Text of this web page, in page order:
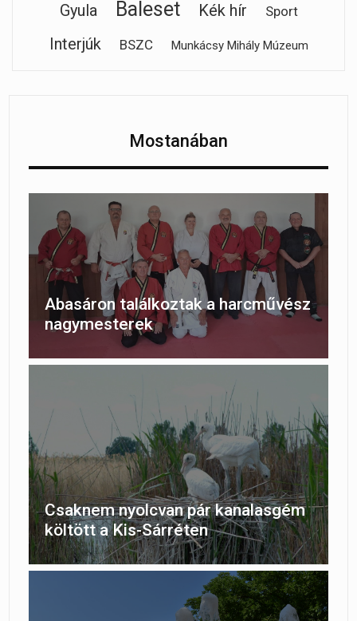
Gyula
Baleset Kék hír Sport
Interjúk BSZC Munkácsy Mihály Múzeum
Mostanában
Abasáron találkoztak a harcművész
nagymesterek
Csaknem nyolcvan pár kanalasgém
költött a Kis-Sárréten